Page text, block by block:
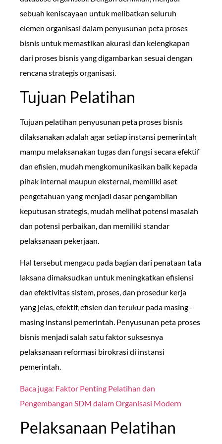
sebuah keniscayaan untuk melibatkan seluruh
elemen organisasi dalam penyusunan peta proses
bisnis untuk memastikan akurasi dan kelengkapan
dari proses bisnis yang digambarkan sesuai dengan
rencana strategis organisasi.
Tujuan Pelatihan
Tujuan pelatihan penyusunan peta proses bisnis
dilaksanakan adalah agar setiap instansi pemerintah
mampu melaksanakan tugas dan fungsi secara efektif
dan efisien, mudah mengkomunikasikan baik kepada
pihak internal maupun eksternal, memiliki aset
pengetahuan yang menjadi dasar pengambilan
keputusan strategis, mudah melihat potensi masalah
dan potensi perbaikan, dan memiliki standar
pelaksanaan pekerjaan.
Hal tersebut mengacu pada bagian dari penataan tata
laksana dimaksudkan untuk meningkatkan efisiensi
dan efektivitas sistem, proses, dan prosedur kerja
yang jelas, efektif, efisien dan terukur pada masing–
masing instansi pemerintah. Penyusunan peta proses
bisnis menjadi salah satu faktor suksesnya
pelaksanaan reformasi birokrasi di instansi
pemerintah.
Baca juga: Faktor Penting Pelatihan dan
Pengembangan SDM dalam Organisasi Modern
Pelaksanaan Pelatihan